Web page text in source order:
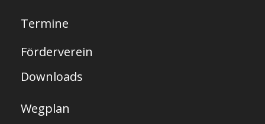
i
t
e
Termine
Förderverein
Downloads
Wegplan